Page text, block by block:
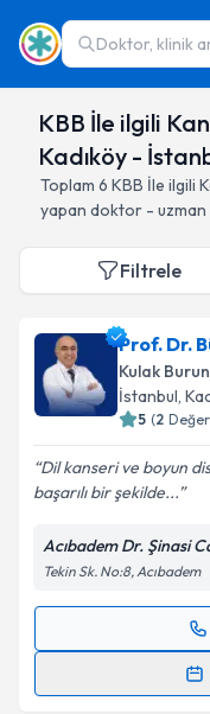
Doktor, klinik
KBB İle ilgili
Kadıköy -
Toplam 6 KBB İle ilgili
yapan doktor - uzman
Filtrele
Prof. Dr.
Kulak
İstanbul,
5 (2
Dil kanseri ve boyun
başarılı bir şekilde...
Acıbadem Dr. Şinasi
Tekin Sk. No:8, Acıbadem
Randevu